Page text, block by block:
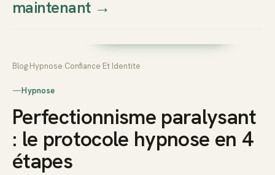
Thierry
Prendre rendez-vous dès
maintenant→
Blog Hypnose Confiance Et Identite
—Hypnose
Perfectionnisme paralysant
: le protocole hypnose en 4
étapes